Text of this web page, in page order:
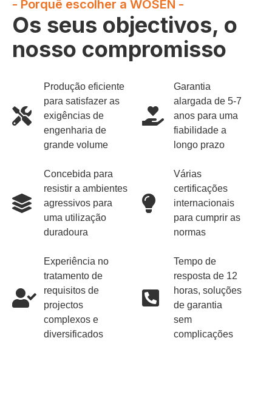
- Porquê escolher a WOSEN -
Os seus objectivos, o
nosso compromisso
Produção eficiente
para satisfazer as
exigências de
engenharia de
grande volume
Concebida para
resistir a ambientes
agressivos para
uma utilização
duradoura
Experiência no
tratamento de
requisitos de
projectos
complexos e
diversificados
Garantia
alargada de 5-7
anos para uma
fiabilidade a
longo prazo
Várias
certificações
internacionais
para cumprir as
normas
Tempo de
resposta de 12
horas, soluções
de garantia
sem
complicações